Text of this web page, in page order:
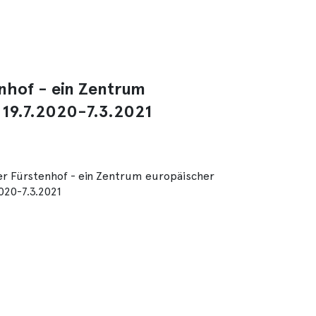
- ein Zentrum
7.3.2021
Fürstenhof - ein Zentrum europäischer
7.3.2021